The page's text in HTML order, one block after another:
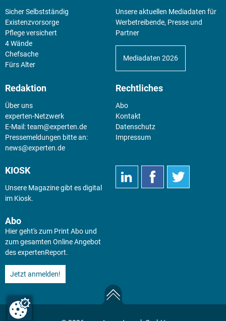
Sicher Selbstständig
Existenz­vorsorge
Pflege versichert
4 Wände
Chefsache
Fürs Alter
Unsere aktuellen Mediadaten für
Werbetreibende, Presse und
Partner
Mediadaten 2026
Redaktion
Über uns
experten-Netzwerk
E-Mail:team@experten.de
Pressemeldungen bitte an:
news@experten.de
Rechtliches
Abo
Kontakt
Datenschutz
Impressum
KIOSK
Unsere Magazine gibt es digital
im Kiosk.
Abo
Hier geht's zum Print Abo und
zum gesamten Online Angebot
des expertenReport.
Jetzt anmelden!